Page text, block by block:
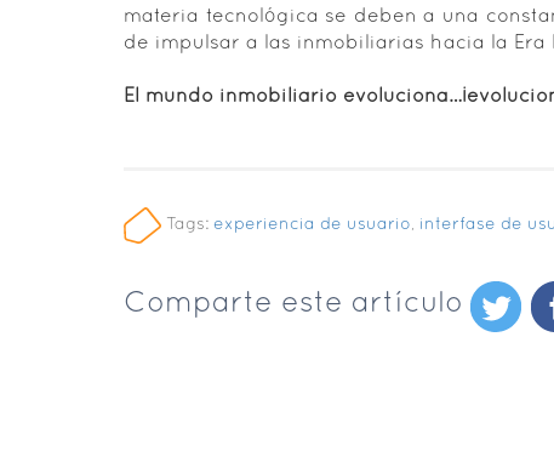
materia tecnológica se deben a una
de impulsar a las inmobiliarias hacia la Era
El mundo inmobiliario
Tags: experiencia de usuario, interfase de
Comparte este artículo